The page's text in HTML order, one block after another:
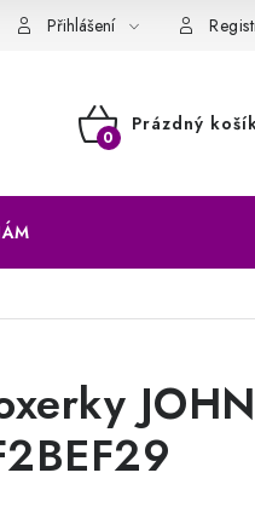
Přihlášení
NÁKUPNÍ
Prázdný
JOHN